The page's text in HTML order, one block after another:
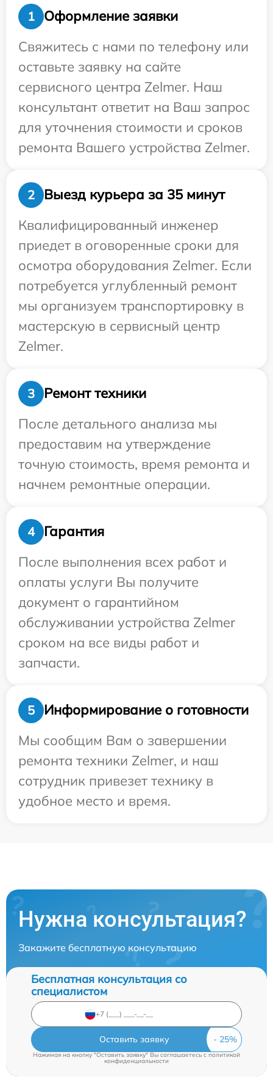
1
Оформление заявки
Свяжитесь с нами по телефону или
оставьте заявку на сайте
сервисного центра Zelmer. Наш
консультант ответит на Ваш запрос
для уточнения стоимости и сроков
ремонта Вашего устройства Zelmer.
2
Выезд курьера за 35 минут
Квалифицированный инженер
приедет в оговоренные сроки для
осмотра оборудования Zelmer. Если
потребуется углубленный ремонт
мы организуем транспортировку в
мастерскую в сервисный центр
Zelmer.
3
Ремонт техники
После детального анализа мы
предоставим на утверждение
точную стоимость, время ремонта и
начнем ремонтные операции.
4
Гарантия
После выполнения всех работ и
оплаты услуги Вы получите
документ о гарантийном
обслуживании устройства Zelmer
сроком на все виды работ и
запчасти.
5
Информирование о готовности
Мы сообщим Вам о завершении
ремонта техники Zelmer, и наш
сотрудник привезет технику в
удобное место и время.
Нужна консультация?
Закажите бесплатную консультацию
Бесплатная консультация со
специалистом
Оставить заявку
Нажимая на кнопку "Оставить заявку" Вы соглашаетесь cполитикой
конфиденциальности